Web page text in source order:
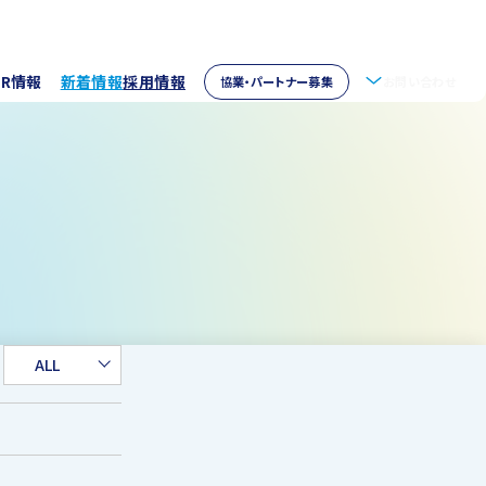
情報 新着情報採用情報 協業・パートナー募集
ALL